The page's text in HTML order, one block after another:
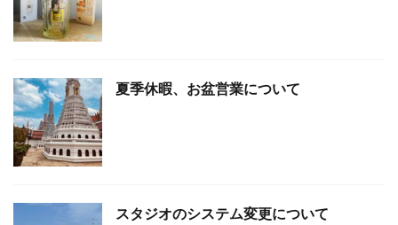
夏季休暇、お盆営業について
スタジオのシステム変更について